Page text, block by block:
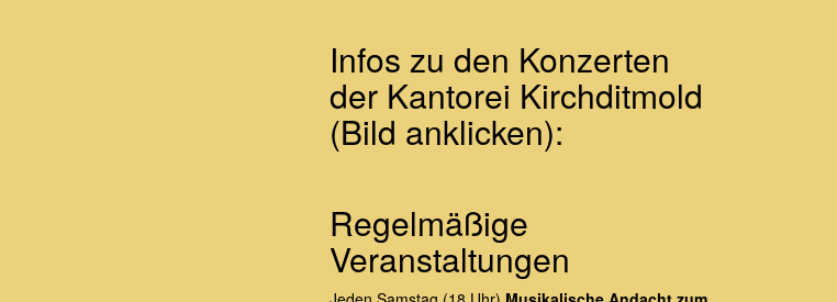
Infos zu den Konzerten
der Kantorei Kirchditmold
(Bild anklicken):
Regelmäßige
Veranstaltungen